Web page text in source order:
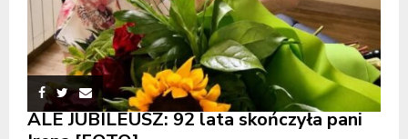
ALE JUBILEUSZ: 92 lata skończyła pani